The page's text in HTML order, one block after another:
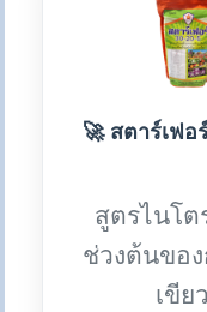
🚀 สตาร์เฟอ
สูตรไนโต
ช่วงต้นของ
เขีย